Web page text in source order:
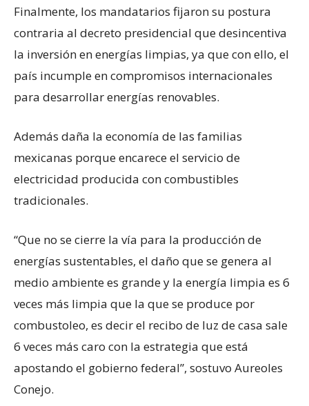
Finalmente, los mandatarios fijaron su postura
contraria al decreto presidencial que desincentiva
la inversión en energías limpias, ya que con ello, el
país incumple en compromisos internacionales
para desarrollar energías renovables.
Además daña la economía de las familias
mexicanas porque encarece el servicio de
electricidad producida con combustibles
tradicionales.
“Que no se cierre la vía para la producción de
energías sustentables, el daño que se genera al
medio ambiente es grande y la energía limpia es 6
veces más limpia que la que se produce por
combustoleo, es decir el recibo de luz de casa sale
6 veces más caro con la estrategia que está
apostando el gobierno federal”, sostuvo Aureoles
Conejo.